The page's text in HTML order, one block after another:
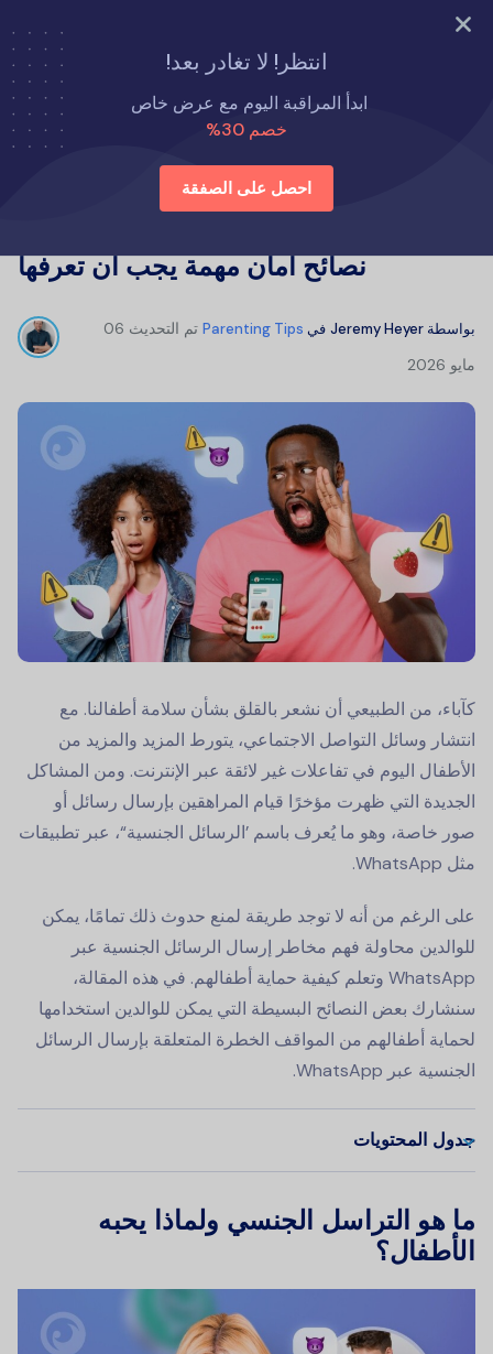
جرب الآن
انتظر! لا تغادر بعد!
ابدأ المراقبة اليوم مع عرض خاص
خصم 30%
احصل على الصفقة
نصائح لتربية الأطفال
إرسال الرسائل الجنسية على WhatsApp: نصائح أمان مهمة يجب أن
نصائح أمان مهمة يجب أن تعرفها
بواسطة Jeremy Heyer في Parenting Tips تم التحديث 06
مايو 2026
كآباء، من الطبيعي أن نشعر بالقلق بشأن سلامة أطفالنا. مع
انتشار وسائل التواصل الاجتماعي، يتورط المزيد والمزيد من
الأطفال اليوم في تفاعلات غير لائقة عبر الإنترنت. ومن المشاكل
الجديدة التي ظهرت مؤخرًا قيام المراهقين بإرسال رسائل أو
صور خاصة، وهو ما يُعرف باسم ’الرسائل الجنسية“، عبر تطبيقات
مثل WhatsApp.
على الرغم من أنه لا توجد طريقة لمنع حدوث ذلك تمامًا، يمكن
للوالدين محاولة فهم مخاطر إرسال الرسائل الجنسية عبر
WhatsApp وتعلم كيفية حماية أطفالهم. في هذه المقالة،
سنشارك بعض النصائح البسيطة التي يمكن للوالدين استخدامها
لحماية أطفالهم من المواقف الخطرة المتعلقة بإرسال الرسائل
الجنسية عبر WhatsApp.
جدول المحتويات
ما هو التراسل الجنسي ولماذا يحبه
الأطفال؟